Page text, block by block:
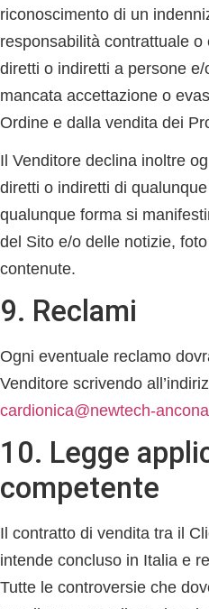
riconoscimento di un
responsabilità contrattuale
diretti o indiretti a persone
mancata accettazione o
Ordine e dalla vendita dei
Il Venditore declina inoltre
diretti o indiretti di
qualunque forma si
del Sito e/o delle notizie,
contenute.
9. Reclami
Ogni eventuale reclamo
Venditore scrivendo
cardionica@newtech-
10. Legge
competente
Il contratto di vendita tra il
intende concluso in Italia e
Tutte le controversie che